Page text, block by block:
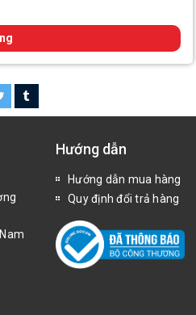
Hướng dẫn
Hướng dẫn mua hàng
Quy định đổi trả hàng